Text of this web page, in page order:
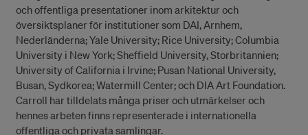
och offentliga presentationer inom arkitektur och
översiktsplaner för institutioner som DAI, Arnhem,
Nederländerna; Yale University; Rice University; Columbia
University i New York; Sheffield University, Storbritannien;
University of California i Irvine; Pusan National University,
Busan, Sydkorea; Watermill Center; och DIA Art Foundation.
Carroll har tilldelats många priser och utmärkelser och
hennes arbeten finns representerade i internationella
offentliga och privata samlingar.